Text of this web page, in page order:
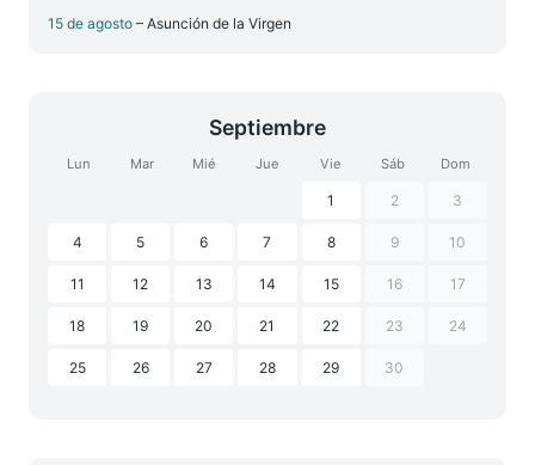
15 de agosto – Asunción de la Virgen
Septiembre
Lun Mar Mié Jue Vie Sáb Dom
1 2 3
4 5 6 7 8 9 10
11 12 13 14 15 16 17
18 19 20 21 22 23 24
25 26 27 28 29 30